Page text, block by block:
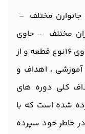
جانوارن مختلف –
مختلف – حاوی
قطعات جذابی چون بال ، دم و … – حاوی 16نوع قطعه و از
، اهداف و
کلی دوره های
شده است که با
خاطر خود سپرده